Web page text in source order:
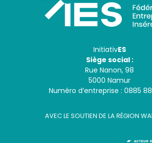
InitiativES
Siège social :
Rue Nanon, 98
5000 Namur
Numéro d’entreprise : 0885
AVEC LE SOUTIEN DE LA RÉGION